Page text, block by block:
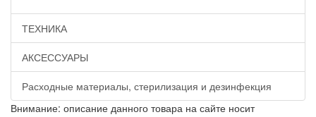
ТЕХНИКА
АКСЕССУАРЫ
Расходные материалы, стерилизация и дезинфекция
Внимание: описание данного товара на сайте носит